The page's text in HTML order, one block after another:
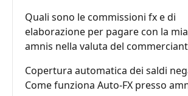
Quali sono le commissioni fx e di
elaborazione per pagare con la
amnis nella valuta del
Copertura automatica dei saldi
Come funziona Auto-FX presso